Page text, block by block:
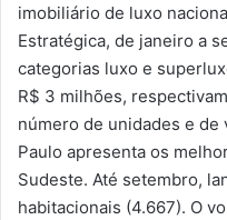
imobiliário de luxo
Estratégica, de janeiro a
categorias luxo e
R$ 3 milhões,
número de unidades e de
Paulo apresenta os
Sudeste. Até setembro,
habitacionais (4.667). O